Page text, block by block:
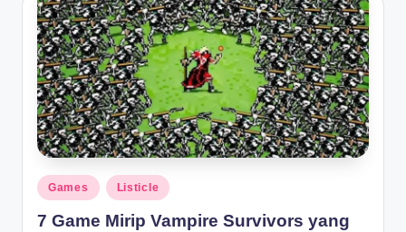
Posted
in
Games Listicle
7 Game Mirip Vampire Survivors yang